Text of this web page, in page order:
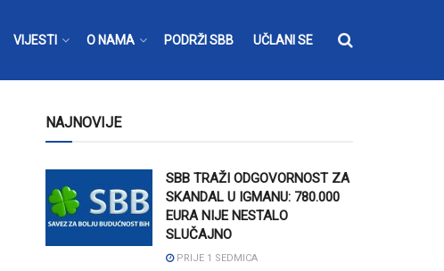
VIJESTI O NAMA PODRŽI SBB UČLANI SE
NAJNOVIJE
SBB TRAŽI ODGOVORNOST ZA
SKANDAL U IGMANU: 780.000
EURA NIJE NESTALO
SLUČAJNO
PRIJE 1 SEDMICA